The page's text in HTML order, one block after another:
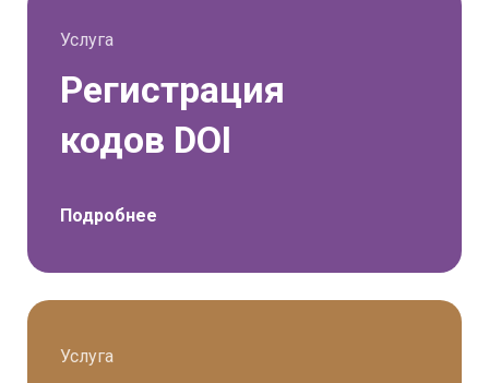
законодательству РФ;
Материал содержит призыв к
экстремизму, ущемляет или
дискриминирует различные
Услуга
Регистрация
кодов DOI
Подробнее
Услуга